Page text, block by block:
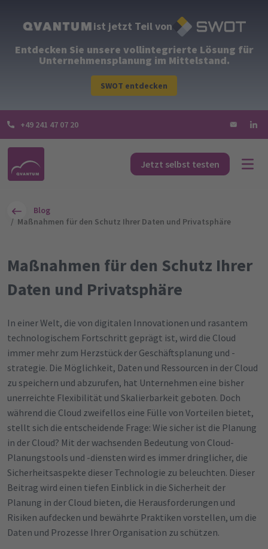
ist jetzt Teil von
Entdecken Sie unsere vollintegrierte Lösung für
Unternehmensplanung im Mittelstand.
SWOT entdecken
+49 241 47 07 20
Jetzt selbst testen
Blog
Maßnahmen für den Schutz Ihrer Daten und Privatsphäre
Maßnahmen für den Schutz Ihrer
Daten und Privatsphäre
In einer Welt, die von digitalen Innovationen und rasantem
technologischem Fortschritt geprägt ist, wird die Cloud
immer mehr zum Herzstück der Geschäftsplanung und -
strategie. Die Möglichkeit, Daten und Ressourcen in der Cloud
zu speichern und abzurufen, hat Unternehmen eine bisher
unerreichte Flexibilität und Skalierbarkeit geboten. Doch
während die Cloud zweifellos eine Fülle von Vorteilen bietet,
stellt sich die entscheidende Frage: Wie sicher ist die Planung
in der Cloud? Mit der wachsenden Bedeutung von Cloud-
Planungstools und -diensten wird es immer dringlicher, die
Sicherheitsaspekte dieser Technologie zu beleuchten. Dieser
Beitrag wird einen tiefen Einblick in die Sicherheit der
Planung in der Cloud bieten, die Herausforderungen und
Risiken aufdecken und bewährte Praktiken vorstellen, um die
Daten und Prozesse Ihrer Organisation zu schützen.